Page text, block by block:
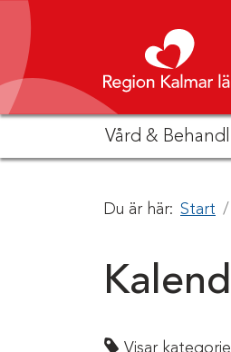
Hoppa till innehåll
Vård &
Du är här: Start
Visar